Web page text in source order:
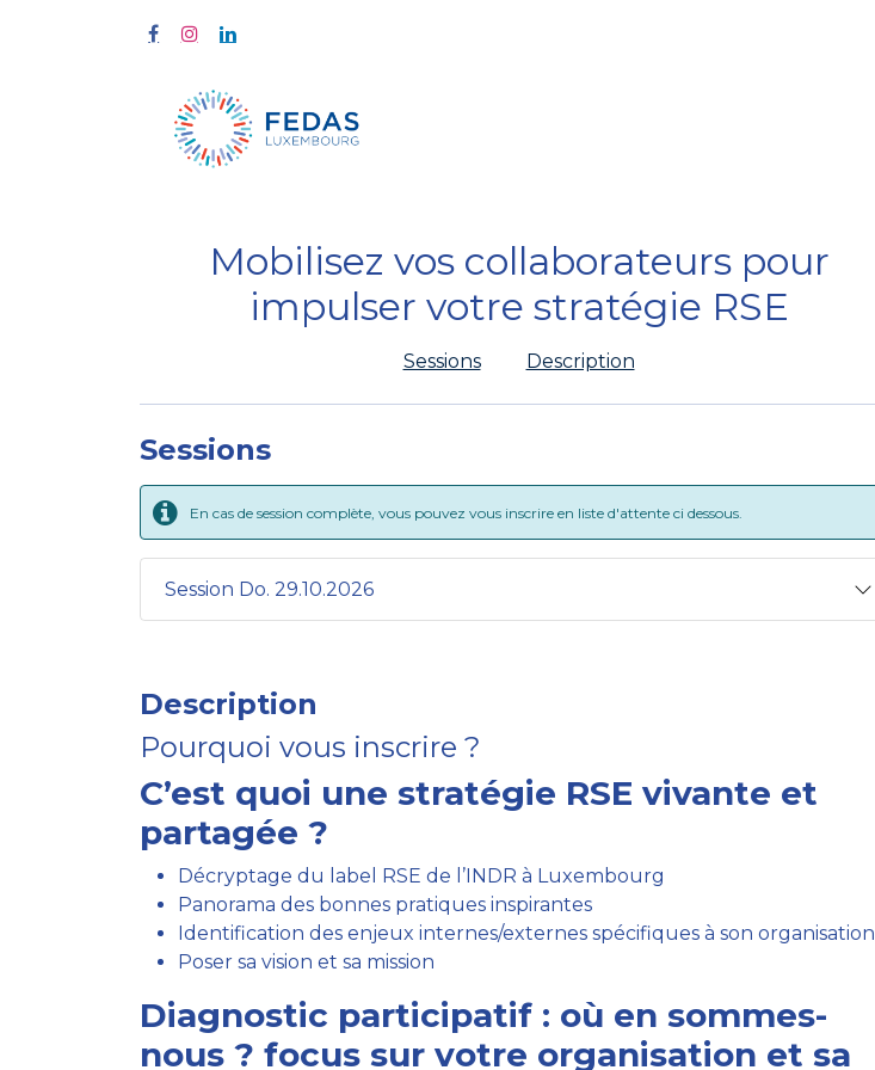
Mobilisez vos collaborateurs pour
impulser votre stratégie RSE
Sessions Description
Sessions
En cas de session complète, vous pouvez vous inscrire en liste d'attente ci dessous.
Session Do. 29.10.2026
Description
Pourquoi vous inscrire ?
C’est quoi une stratégie RSE vivante et
partagée ?
Décryptage du label RSE de l’INDR à Luxembourg
Panorama des bonnes pratiques inspirantes
Identification des enjeux internes/externes spécifiques à son organisation
Poser sa vision et sa mission
Diagnostic participatif : où en sommes-
nous ? focus sur votre organisation et sa